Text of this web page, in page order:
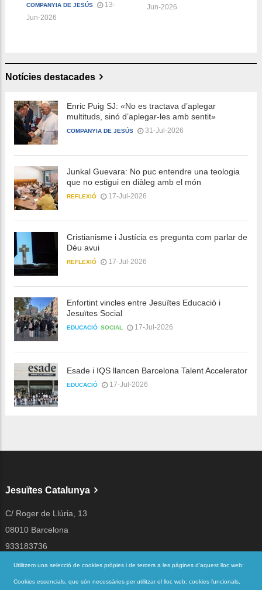
COMPANYIA DE JESÚS
13-
Jun-2026
Jun-2026
Notícies destacades
Enric Puig SJ: «No es tractava d’aplegar
multituds, sinó d’aplegar-les amb sentit»
COMPANYIA DE JESÚS 31-Jul-2026
Junkal Guevara: No puc entendre una teologia
que no estigui en diàleg amb el món
REFLEXIÓ 17-Jul-2026
Cristianisme i Justícia es pregunta com parlar de
Déu avui
REFLEXIÓ 17-Jul-2026
Enfortint vincles entre Jesuïtes Educació i
Jesuïtes Social
EDUCACIÓ SOCIAL 17-Jul-2026
Esade i IQS llancen Barcelona Talent Accelerator
EDUCACIÓ 17-Jul-2026
Jesuïtes Catalunya
C/ Roger de Llúria, 13
08010 Barcelona
933183736
jesuites@jesuites.net
Segueix-nos a
Utilitzem una selecció de cookies pròpies i de tercers a les pàgines d'aquest lloc web:
Cookies essencials, que són necessàries per utilitzar el lloc web; cookies funcionals,